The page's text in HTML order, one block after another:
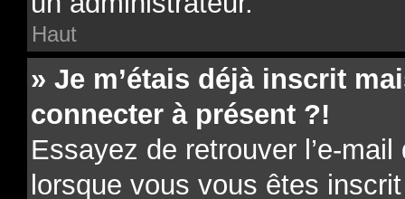
Haut
» Je m’étais déjà inscrit
connecter à présent ?!
Essayez de retrouver l’e-
lorsque vous vous êtes